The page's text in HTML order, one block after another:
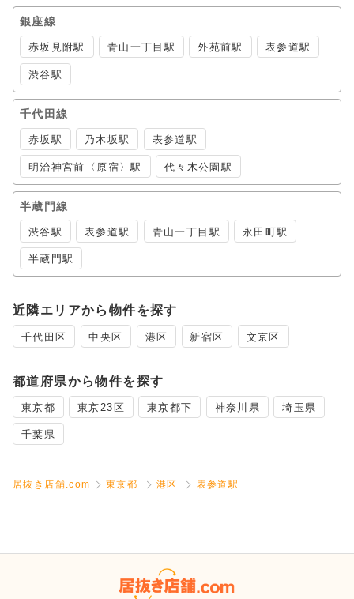
銀座線
赤坂見附駅 青山一丁目駅 外苑前駅 表参道駅
渋谷駅
千代田線
赤坂駅 乃木坂駅 表参道駅
明治神宮前〈原宿〉駅 代々木公園駅
半蔵門線
渋谷駅 表参道駅 青山一丁目駅 永田町駅
半蔵門駅
近隣エリアから物件を探す
千代田区 中央区 港区 新宿区 文京区
都道府県から物件を探す
東京都 東京23区 東京都下 神奈川県 埼玉県
千葉県
居抜き店舗.com 東京都 港区 表参道駅